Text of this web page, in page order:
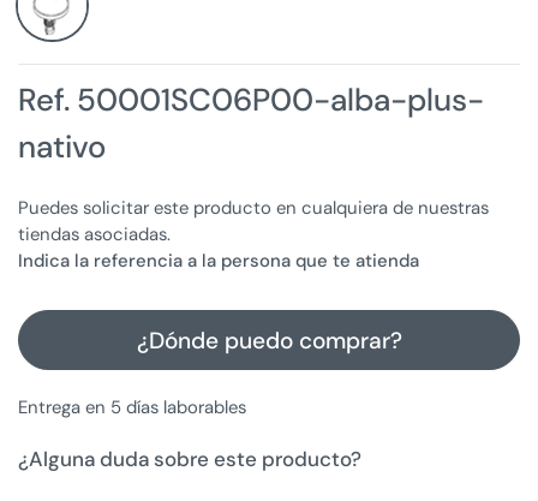
Ref. 50001SC06P00-alba-plus-
nativo
Puedes solicitar este producto en cualquiera de nuestras
tiendas asociadas.
Indica la referencia a la persona que te atienda
¿Dónde puedo comprar?
Entrega en 5 días laborables
¿Alguna duda sobre este producto?